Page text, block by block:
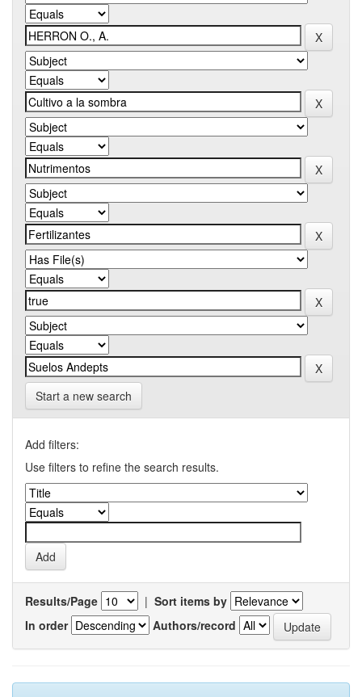
Start a new search
Add filters:
Use filters to refine the search results.
Results/Page | Sort items by
In order
Authors/record